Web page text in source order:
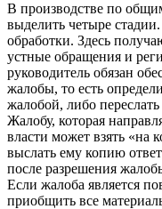
В производстве по
выделить четыре
обработки. Здесь
устные обращения и
руководитель обязан
жалобы, то есть
жалобой, либо
Жалобу, которая
власти может взять «на
выслать ему копию
после разрешения
Если жалоба является
приобщить все